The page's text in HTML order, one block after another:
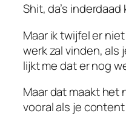
Shit, da’s inderdaad
Maar ik twijfel er
werk zal vinden, als
lijkt me dat er nog
Maar dat maakt het
vooral als je content